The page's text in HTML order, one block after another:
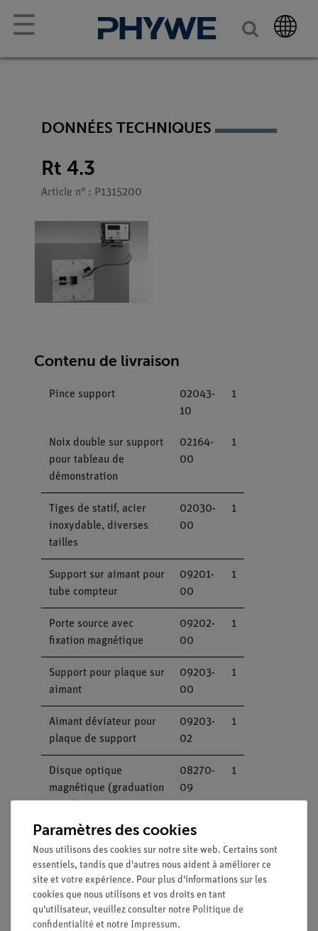
☰
DONNÉES TECHNIQUES
Rt 4.3
Article n° : P1315200
Contenu de livraison
Pince support
02043-
10
1
Noix double sur support
pour tableau de
démonstration
02164-
00
1
Tiges de statif, acier
inoxydable, diverses
tailles
02030-
00
1
Support sur aimant pour
tube compteur
09201-
00
1
Porte source avec
fixation magnétique
09202-
00
1
Support pour plaque sur
aimant
09203-
00
1
Aimant déviateur pour
plaque de support
09203-
02
1
Disque optique
magnétique (graduation
08270-
09
1
Tube compteur Geiger-
Mueller, 15 mm (type B)
09005-
00
Compteur Geiger-Müller
13609-
99
1
Paramètres des cookies
Nous utilisons des cookies sur notre site web. Certains sont
essentiels, tandis que d'autres nous aident à améliorer ce
site et votre expérience. Pour plus d'informations sur les
cookies que nous utilisons et vos droits en tant
qu'utilisateur, veuillez consulter notre Politique de
confidentialité et notre Impressum.